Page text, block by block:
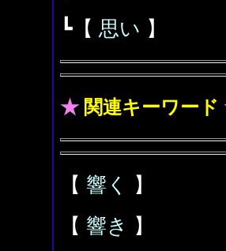
┗【 思い 】
★ 関連キーワード
【 響く
】
【 響き 】